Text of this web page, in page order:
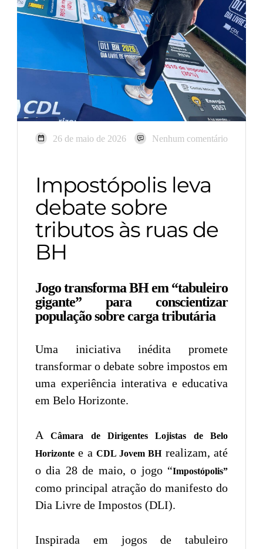
26 de maio de 2026 Nenhum comentário
Impostópolis leva
debate sobre
tributos às ruas de
BH
Jogo transforma BH em “tabuleiro
gigante” para conscientizar
população sobre carga tributária
Uma iniciativa inédita promete
transformar o debate sobre impostos em
uma experiência interativa e educativa
em Belo Horizonte.
ACâmara de Dirigentes Lojistas de Belo
Horizonte e a CDL Jovem BHrealizam, até
o dia 28 de maio, o jogo “Impostópolis”
como principal atração do manifesto do
Dia Livre de Impostos (DLI).
Inspirada em jogos de tabuleiro